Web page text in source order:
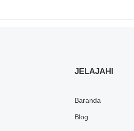
JELAJAHI
Baranda
Blog